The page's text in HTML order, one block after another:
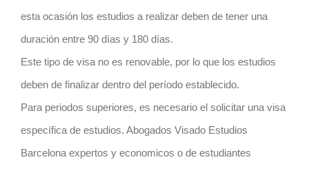
esta ocasión los estudios a realizar deben de tener una
duración entre 90 días y 180 días.
Este tipo de visa no es renovable, por lo que los estudios
deben de finalizar dentro del período establecido.
Para periodos superiores, es necesario el solicitar una visa
específica de estudios. Abogados Visado Estudios
Barcelona expertos y economicos o de estudiantes